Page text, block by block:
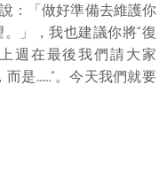
：「做好準備去維護你
」，我也建議你將“復
週在最後我們請大家
是……”。今天我們就要